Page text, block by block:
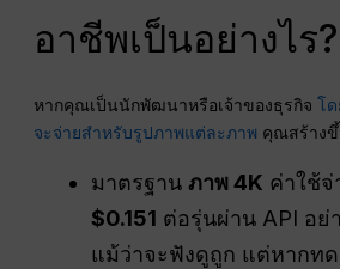
อาชีพเป็นอย่างไร?
หากคุณเป็นนักพัฒนาหรือเจ้าของธุรกิจโ
จะจ่ายสำหรับรูปภาพแต่ละภาพ คุณสร้าง
มาตรฐานภาพ 4K ค่าใช้
$0.151 ต่อรุ่นผ่าน API อย่
แม้ว่าจะฟังดูถูก แต่หากท